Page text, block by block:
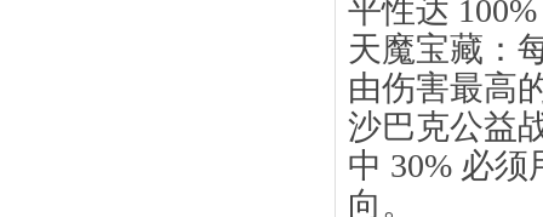
平性达
天魔宝藏：
由伤害最高
沙巴克公益
中 30% 必
向。